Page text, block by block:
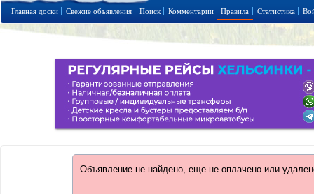
Главная доски Свежие объявления Поиск Комментарии Правила Статистика
Объявление не найдено, еще не оплачено или